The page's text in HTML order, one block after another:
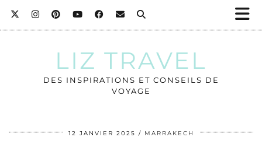
LIZ TRAVEL
DES INSPIRATIONS ET CONSEILS DE
VOYAGE
12 JANVIER 2025 MARRAKECH